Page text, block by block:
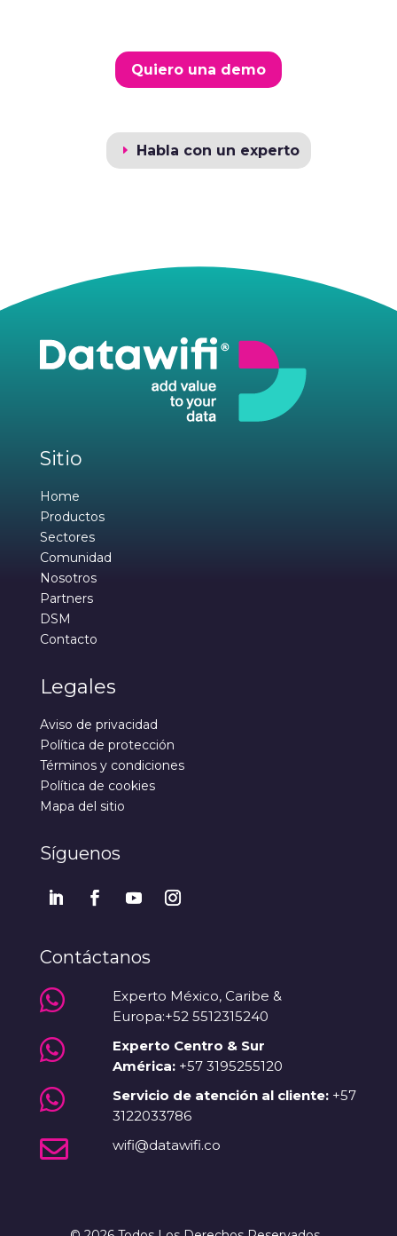
Quiero una demo
Habla con un experto
Sitio
Home
Productos
Sectores
Comunidad
Nosotros
Partners
DSM
Contacto
Legales
Aviso de privacidad
Política de protección
Términos y condiciones
Política de cookies
Mapa del sitio
Síguenos
Contáctanos

Experto México, Caribe &
Europa:+52 5512315240

Experto Centro & Sur
América: +57 3195255120
 Servicio de atención al cliente:+57
3122033786
 wifi@datawifi.co